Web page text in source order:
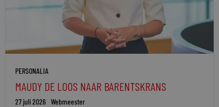
PERSONALIA
MAUDY DE LOOS NAAR BARENTSKRANS
27 juli 2026 Webmeester